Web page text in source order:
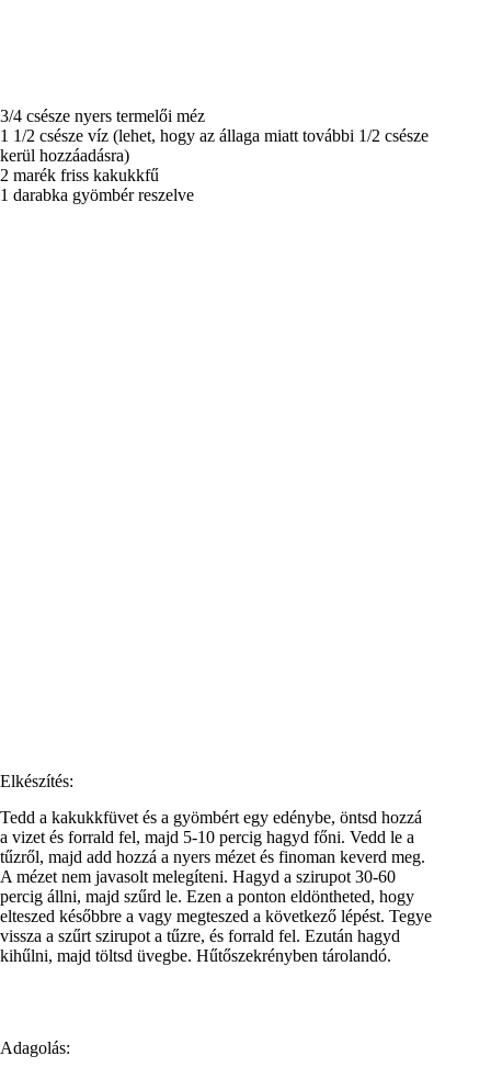
3/4 csésze nyers termelői méz
1 1/2 csésze víz (lehet, hogy az állaga miatt további 1/2 csésze
kerül hozzáadásra)
2 marék friss kakukkfű
1 darabka gyömbér reszelve
Elkészítés:
Tedd a kakukkfüvet és a gyömbért egy edénybe, öntsd hozzá
a vizet és forrald fel, majd 5-10 percig hagyd főni. Vedd le a
tűzről, majd add hozzá a nyers mézet és finoman keverd meg.
A mézet nem javasolt melegíteni. Hagyd a szirupot 30-60
percig állni, majd szűrd le. Ezen a ponton eldöntheted, hogy
elteszed későbbre a vagy megteszed a következő lépést. Tegye
vissza a szűrt szirupot a tűzre, és forrald fel. Ezután hagyd
kihűlni, majd töltsd üvegbe. Hűtőszekrényben tárolandó.
Adagolás: